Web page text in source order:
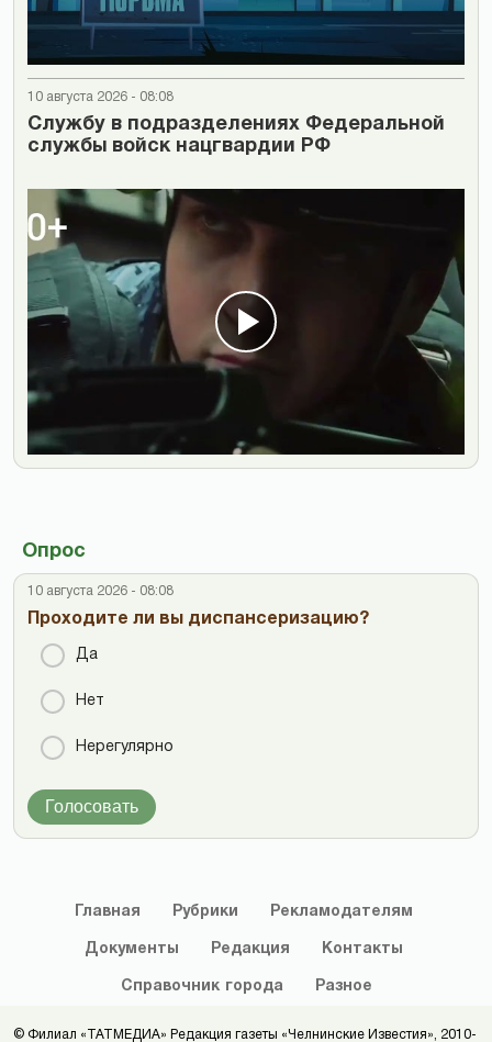
10 августа 2026 - 08:08
Cлужбу в подразделениях Федеральной
службы войск нацгвардии РФ
Опрос
10 августа 2026 - 08:08
Проходите ли вы диспансеризацию?
Да
Нет
Нерегулярно
Голосовать
Главная Рубрики Рекламодателям
Документы Редакция Контакты
Справочник города Разное
© Филиал «ТАТМЕДИА» Редакция газеты «Челнинские Известия», 2010-